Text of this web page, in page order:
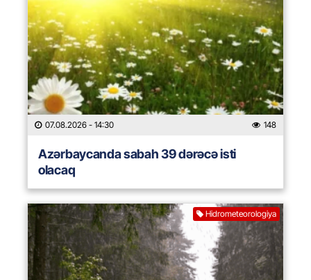
07.08.2026 - 14:30 148
Azərbaycanda sabah 39 dərəcə isti
olacaq
Hidrometeorologiya